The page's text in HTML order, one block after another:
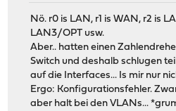
Nö. r0 is LAN, r1 is WAN, r2 is
LAN3/OPT usw.
Aber.. hatten einen
Switch und deshalb schlugen
auf die Interfaces... Is mir nur
Ergo: Konfigurationsfehler.
aber halt bei den VLANs...